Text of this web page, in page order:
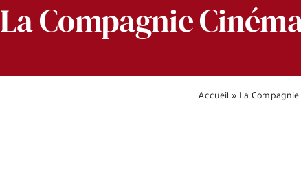
La Compagnie
Accueil » La